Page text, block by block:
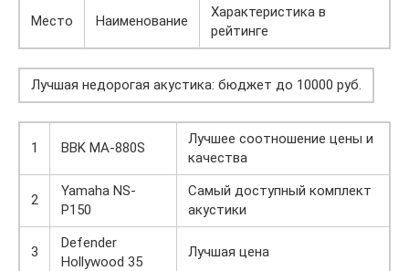
Место Наименование
Характеристика в
рейтинге
Лучшая недорогая акустика: бюджет до 10000 руб.
1 BBK МА-880S
Лучшее соотношение цены и
качества
2
Yamaha NS-
P150
Самый доступный комплект
акустики
3
Defender
Hollywood 35
Лучшая цена